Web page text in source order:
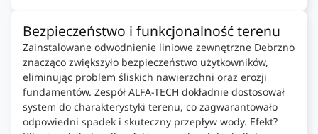
Bezpieczeństwo i funkcjonalność terenu
Zainstalowane odwodnienie liniowe zewnętrzne Debrzno
znacząco zwiększyło bezpieczeństwo użytkowników,
eliminując problem śliskich nawierzchni oraz erozji
fundamentów. Zespół ALFA-TECH dokładnie dostosował
system do charakterystyki terenu, co zagwarantowało
odpowiedni spadek i skuteczny przepływ wody. Efekt?